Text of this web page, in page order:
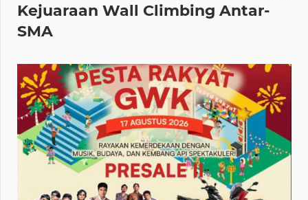
Kejuaraan Wall Climbing Antar-
SMA